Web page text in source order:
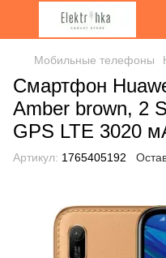
Мобильные телефоны
Смартфон
Amber brown, 2
GPS LTE 3020
Артикул: 1765405192